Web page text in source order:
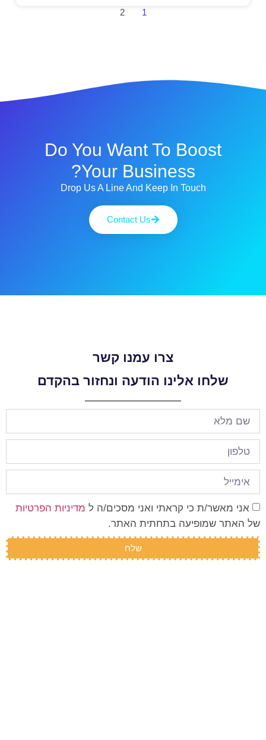
1
2
Do You Want To Boost
Your Business?
Drop Us A Line And Keep In Touch
Contact Us
צרו עמנו קשר
שלחו אלינו הודעה ונחזור בהקדם
אני מאשר/ת כי קראתי ואני מסכים/ה ל מדיניות הפרטיות
של האתר שמופיעה בתחתית האתר.
שלח